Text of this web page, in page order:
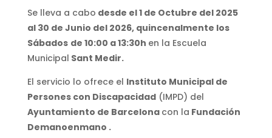
Se lleva a cabo desde el 1 de Octubre del 2025
al 30 de Junio del 2026, quincenalmente los
Sábados de 10:00 a 13:30h en la Escuela
Municipal Sant Medir.
El servicio lo ofrece el Instituto Municipal de
Persones con Discapacidad(IMPD) del
Ayuntamiento de Barcelona con la Fundación
Demanoenmano .